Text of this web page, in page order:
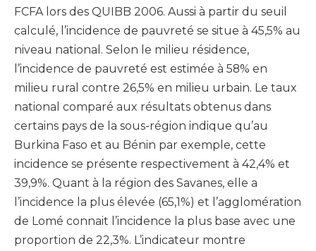
FCFA lors des QUIBB 2006. Aussi à partir du seuil
calculé, l’incidence de pauvreté se situe à 45,5% au
niveau national. Selon le milieu résidence,
l’incidence de pauvreté est estimée à 58% en
milieu rural contre 26,5% en milieu urbain. Le taux
national comparé aux résultats obtenus dans
certains pays de la sous-région indique qu’au
Burkina Faso et au Bénin par exemple, cette
incidence se présente respectivement à 42,4% et
39,9%. Quant à la région des Savanes, elle a
l’incidence la plus élevée (65,1%) et l’agglomération
de Lomé connait l’incidence la plus base avec une
proportion de 22,3%. L’indicateur montre